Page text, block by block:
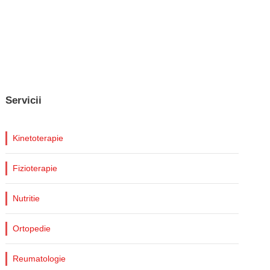
Servicii
Kinetoterapie
Fizioterapie
Nutritie
Ortopedie
Reumatologie